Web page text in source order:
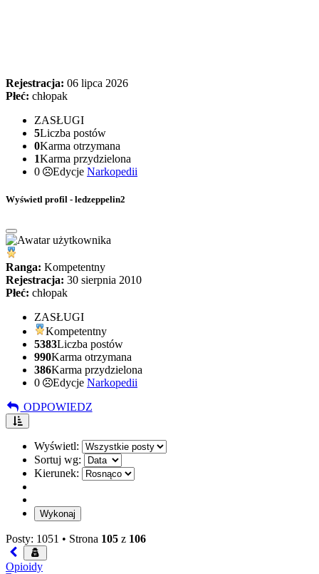
Rejestracja: 06 lipca 2026
Płeć: chłopak
ZASŁUGI
5Liczba postów
0Karma otrzymana
1Karma przydzielona
0
Edycje Narkopedii
Wyświetl profil - ledzeppelin2
Ranga: Kompetentny
Rejestracja: 30 sierpnia 2010
Płeć: chłopak
ZASŁUGI
Kompetentny
5383Liczba postów
990Karma otrzymana
386Karma przydzielona
0
Edycje Narkopedii
ODPOWIEDZ
Wyświetl:
Sortuj wg:
Kierunek:
Posty: 1051 • Strona 105 z 106
Opioidy